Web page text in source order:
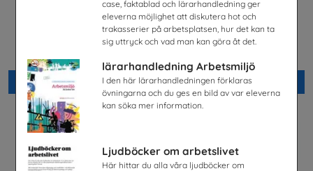
case, faktablad och lärarhandledning ger
eleverna möjlighet att diskutera hot och
trakasserier på arbetsplatsen, hur det kan ta
sig uttryck och vad man kan göra åt det.
lärarhandledning Arbetsmiljö
I den här lärarhandledningen förklaras
övningarna och du ges en bild av var eleverna
kan söka mer information.
Ljudböcker om arbetslivet
Här hittar du alla våra ljudböcker om
Möjligheter med el- och
energiprogrammet
Installatörsföretagen Service i
Sverige AB
Beställ 0kr
Lastbilschaufför-Ett
framtidsjobb
TYA
Beställ 0kr